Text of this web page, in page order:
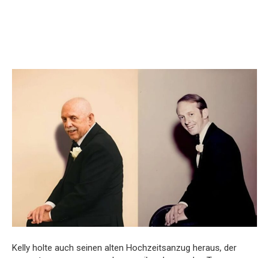
Kelly holte auch seinen alten Hochzeitsanzug heraus, der